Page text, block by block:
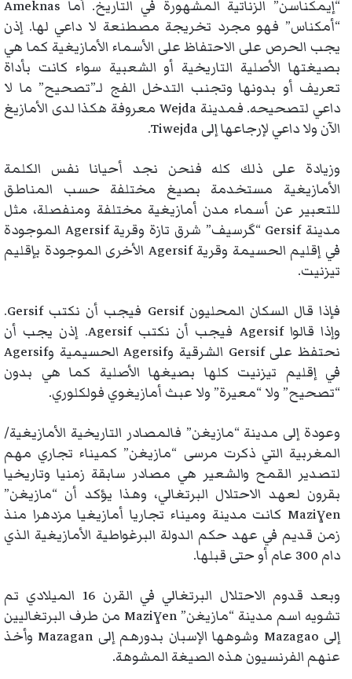
“إيمكناسن” الزناتية المشهورة في التاريخ. أما Ameknas
“أمكناس” فهو مجرد تخريجة مصطنعة لا داعي لها. إذن
يجب الحرص على الاحتفاظ على الأسماء الأمازيغية كما هي
بصيغتها الأصلية التاريخية أو الشعبية سواء كانت بأداة
تعريف أو بدونها وتجنب التدخل الفج لـ”تصحيح” ما لا
داعي لتصحيحه. فمدينة Wejda معروفة هكذا لدى الأمازيغ
الآن ولا داعي لإرجاعها إلى Tiwejda.
وزيادة على ذلك كله فنحن نجد أحيانا نفس الكلمة
الأمازيغية مستخدمة بصيغ مختلفة حسب المناطق
للتعبير عن أسماء مدن أمازيغية مختلفة ومنفصلة، مثل
مدينة Gersif “گرسيف” شرق تازة وقرية Agersif الموجودة
في إقليم الحسيمة وقرية Agersif الأخرى الموجودة بإقليم
تيزنيت.
فإذا قال السكان المحليون Gersif فيجب أن نكتب Gersif.
وإذا قالوا Agersif فيجب أن نكتب Agersif. إذن يجب أن
نحتفظ على Gersif الشرقية وAgersif الحسيمية وAgersif
في إقليم تيزنيت كلها بصيغها الأصلية كما هي بدون
“تصحيح” ولا “معيرة” ولا عبث أمازيغوي فولكلوري.
وعودة إلى مدينة “مازيغن” فالمصادر التاريخية الأمازيغية/
المغربية التي ذكرت مرسى “مازيغن” كميناء تجاري مهم
لتصدير القمح والشعير هي مصادر سابقة زمنيا وتاريخيا
بقرون لعهد الاحتلال البرتغالي، وهذا يؤكد أن “مازيغن”
Maziɣen كانت مدينة وميناء تجاريا أمازيغيا مزدهرا منذ
زمن قديم في عهد حكم الدولة البرغواطية الأمازيغية الذي
دام 300 عام أو حتى قبلها.
وبعد قدوم الاحتلال البرتغالي في القرن 16 الميلادي تم
تشويه اسم مدينة “مازيغن” Maziɣen من طرف البرتغاليين
إلى Mazagao وشوهها الإسبان بدورهم إلى Mazagan وأخذ
عنهم الفرنسيون هذه الصيغة المشوهة.